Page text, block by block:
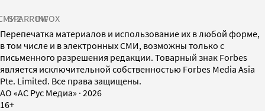
SPARROWINFOX
Перепечатка материалов и использование их в любой форме,
в том числе и в электронных СМИ, возможны только с
письменного разрешения редакции. Товарный знак Forbes
является исключительной собственностью Forbes Media Asia
Pte. Limited. Все права защищены.
AO «АС Рус Медиа» · 2026
16+